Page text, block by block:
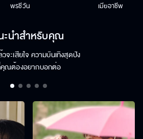
พรชีวัน เมียอาชีพ
ะนำสำหรับคุณ
จะเสียใจ ความบันเทิงสุดปัง
ณต้องอยากบอกต่อ